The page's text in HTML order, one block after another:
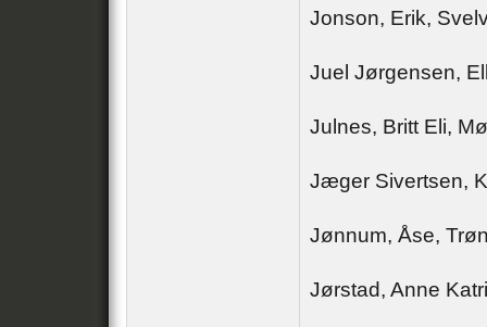
Jonson, Erik,
Juel Jørgensen,
Julnes, Britt Eli,
Jæger Sivertsen,
Jønnum, Åse,
Jørstad, Anne